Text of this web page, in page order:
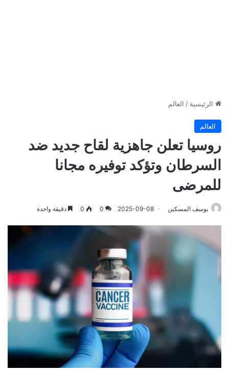
الرئيسية / العالم
العالم
روسيا تعلن جاهزية لقاح جديد ضد
السرطان وتؤكد توفيره مجانا
للمرضى
يوسف المسكين 2025-09-08
0
0 دقيقة واحدة